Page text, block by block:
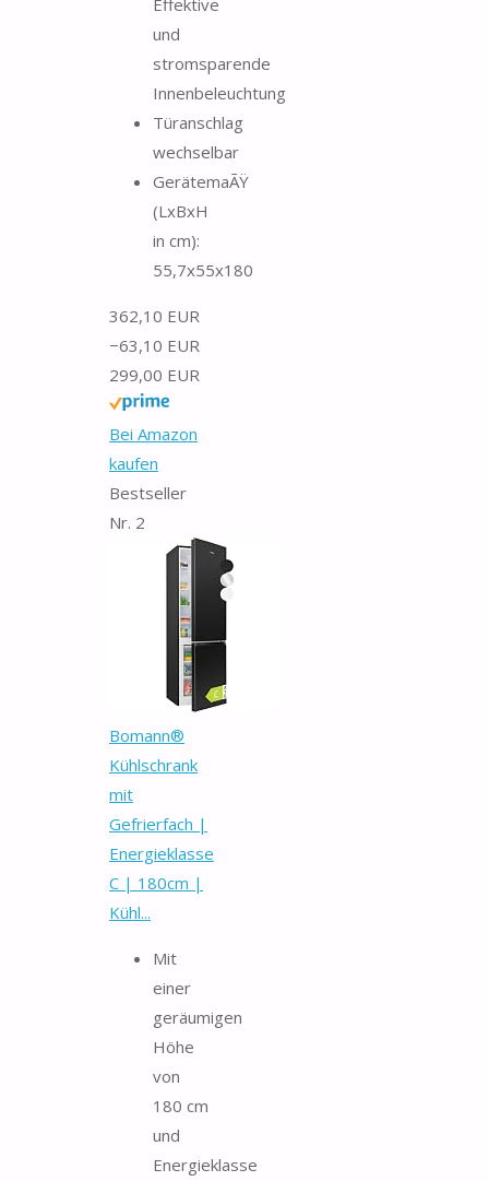
und
stromsparende
Innenbeleuchtung
Türanschlag
wechselbar
GerätemaÃŸ
(LxBxH
in cm):
55,7x55x180
362,10 EUR
−63,10 EUR
299,00 EUR
Bei Amazon
kaufen
Bestseller
Nr. 2
Bomann®
Kühlschrank
mit
Gefrierfach |
Energieklasse
C | 180cm |
Kühl...
Mit
einer
geräumigen
Höhe
von
180 cm
und
Energieklasse